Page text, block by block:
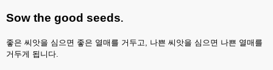
Sow the good seeds.
좋은 씨앗을 심으면 좋은 열매를 거두고, 나쁜 씨앗을 심으면 나쁜 열매를
거두게 됩니다.